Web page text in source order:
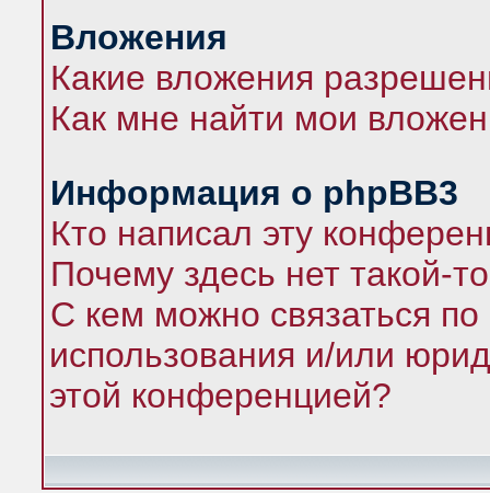
Вложения
Какие вложения
Как мне найти мои
Информация о phpBB3
Кто написал эту
Почему здесь нет такой-
С кем можно связаться по
использования и/или
этой конференцией?